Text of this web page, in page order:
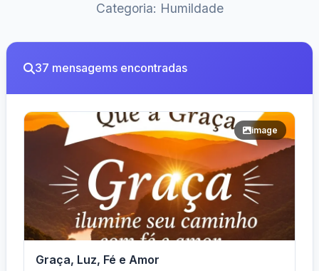
Categoria: Humildade
37 mensagems encontradas
image
Graça, Luz, Fé e Amor